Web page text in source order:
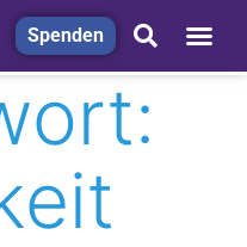
Spenden